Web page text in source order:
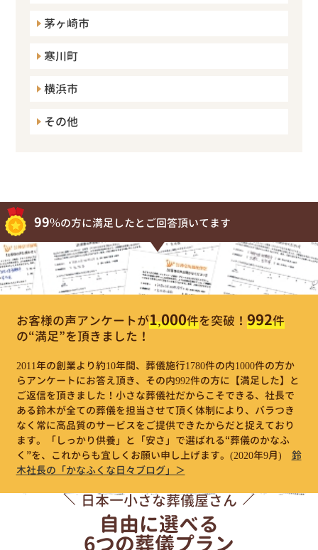
茅ヶ崎市
寒川町
横浜市
その他
99%の方に満足したとご回答頂いてます
お客様の声アンケートが1,000件を突破！ 992件
の“満足”を頂きました！
2011年の創業より約10年間、葬儀施行1780件の内1000件の方か
らアンケートにお答え頂き、その内992件の方に【満足した】と
ご返信を頂きました！小さな葬儀社だからこそできる、社長で
ある鈴木が全ての葬儀を担当させて頂く体制により、バラつき
なく常に高品質のサービスをご提供できたからだと捉えており
ます。「しっかり供養」と「安さ」で選ばれる“葬儀のかなふ
く”を、これからも宜しくお願い申し上げます。 (2020年9月)
鈴
木社長の「かなふくな日々ブログ」＞
日本一小さな葬儀屋さん
自由に選べる
6つの葬儀プラン